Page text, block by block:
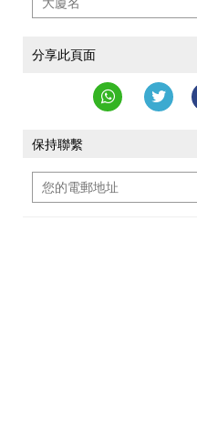
分享此頁面
保持聯繫